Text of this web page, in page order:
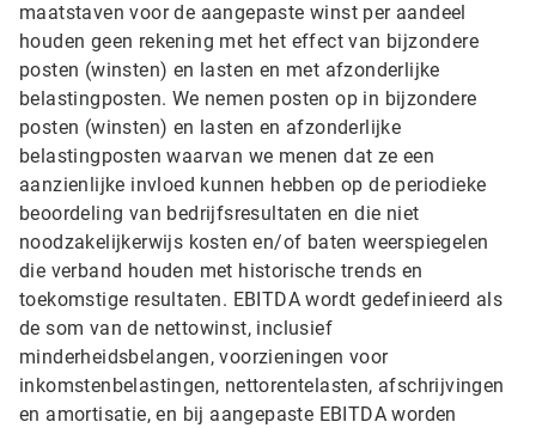
maatstaven voor de aangepaste winst per aandeel
houden geen rekening met het effect van bijzondere
posten (winsten) en lasten en met afzonderlijke
belastingposten. We nemen posten op in bijzondere
posten (winsten) en lasten en afzonderlijke
belastingposten waarvan we menen dat ze een
aanzienlijke invloed kunnen hebben op de periodieke
beoordeling van bedrijfsresultaten en die niet
noodzakelijkerwijs kosten en/of baten weerspiegelen
die verband houden met historische trends en
toekomstige resultaten. EBITDA wordt gedefinieerd als
de som van de nettowinst, inclusief
minderheidsbelangen, voorzieningen voor
inkomstenbelastingen, nettorentelasten, afschrijvingen
en amortisatie, en bij aangepaste EBITDA worden